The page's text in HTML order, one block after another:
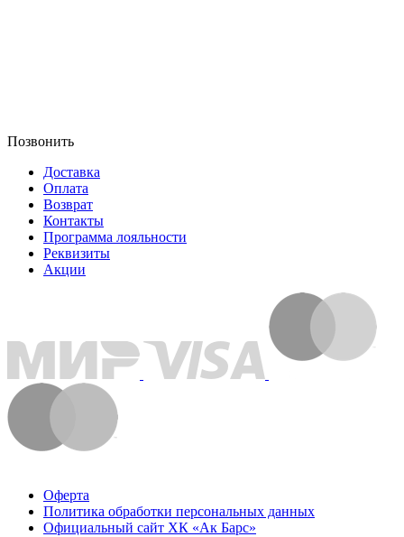
Позвонить
Доставка
Оплата
Возврат
Контакты
Программа лояльности
Реквизиты
Акции
Оферта
Политика обработки персональных данных
Официальный сайт ХК «Ак Барс»